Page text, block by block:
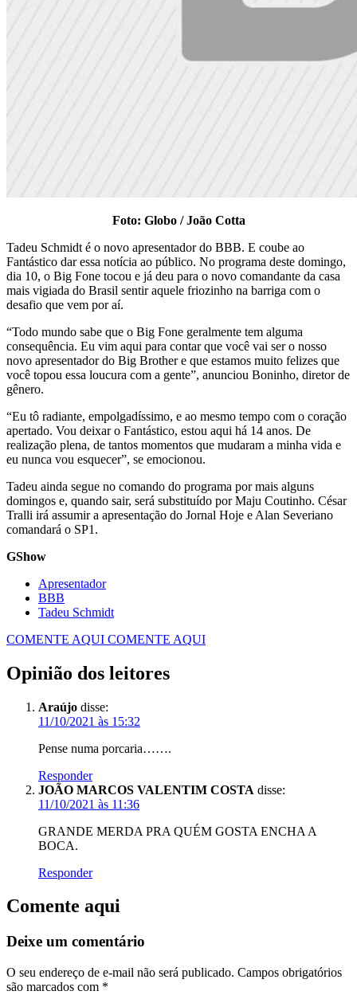
Foto: Globo / João Cotta
Tadeu Schmidt é o novo apresentador do BBB. E coube ao
Fantástico dar essa notícia ao público. No programa deste domingo,
dia 10, o Big Fone tocou e já deu para o novo comandante da casa
mais vigiada do Brasil sentir aquele friozinho na barriga com o
desafio que vem por aí.
“Todo mundo sabe que o Big Fone geralmente tem alguma
consequência. Eu vim aqui para contar que você vai ser o nosso
novo apresentador do Big Brother e que estamos muito felizes que
você topou essa loucura com a gente”, anunciou Boninho, diretor de
gênero.
“Eu tô radiante, empolgadíssimo, e ao mesmo tempo com o coração
apertado. Vou deixar o Fantástico, estou aqui há 14 anos. De
realização plena, de tantos momentos que mudaram a minha vida e
eu nunca vou esquecer”, se emocionou.
Tadeu ainda segue no comando do programa por mais alguns
domingos e, quando sair, será substituído por Maju Coutinho. César
Tralli irá assumir a apresentação do Jornal Hoje e Alan Severiano
comandará o SP1.
GShow
Apresentador
BBB
Tadeu Schmidt
COMENTE AQUI COMENTE AQUI
Opinião dos leitores
Araújo disse:
11/10/2021 às 15:32
Pense numa porcaria…….
Responder
JOÃO MARCOS VALENTIM COSTA disse:
11/10/2021 às 11:36
GRANDE MERDA PRA QUÉM GOSTA ENCHA A
BOCA.
Responder
Comente aqui
Deixe um comentário
O seu endereço de e-mail não será publicado. Campos obrigatórios
são marcados com *